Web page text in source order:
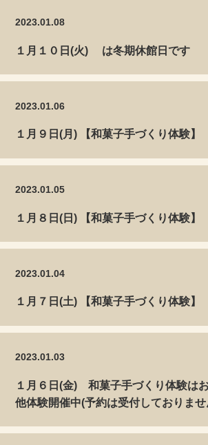
2023.01.08
１月１０日(火) は冬期休館日です
2023.01.06
１月９日(月) 【和菓子手づくり体験
2023.01.05
１月８日(日) 【和菓子手づくり体験
2023.01.04
１月７日(土) 【和菓子手づくり体験
2023.01.03
１月６日(金) 和菓子手づくり体験は
他体験開催中(予約は受付しておりませ